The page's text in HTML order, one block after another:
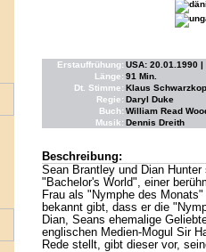
Erstauffrühung: USA: 20.01.1990 |
Länge: 91 Min.
Dt. Stimme: Klaus
Regie: Daryl Duke
Buch: William Read
Musik: Dennis Dreith
Beschreibung:
Sean Brantley und Dian
"Bachelor's World", einer
Frau als "Nymphe des
bekannt gibt, dass er die
Dian, Seans ehemalige
englischen Medien-Mogul Sir
Rede stellt, gibt dieser vor,